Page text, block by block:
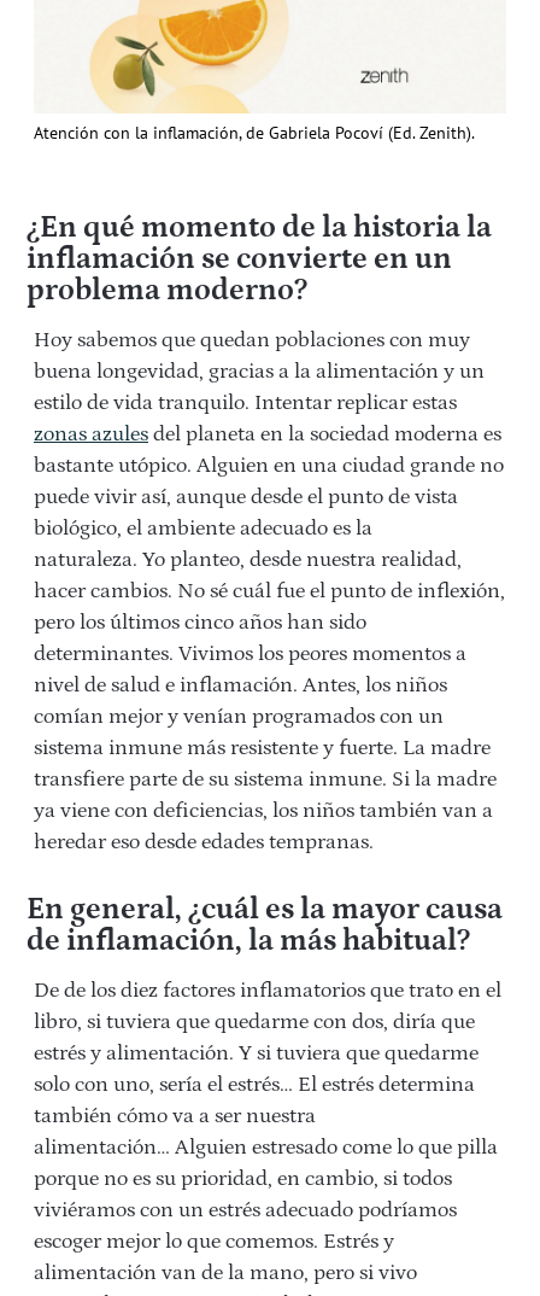
Atención con la inflamación, de Gabriela Pocoví (Ed. Zenith).
¿En qué momento de la historia la
inflamación se convierte en un
problema moderno?
Hoy sabemos que quedan poblaciones con muy
buena longevidad, gracias a la alimentación y un
estilo de vida tranquilo. Intentar replicar estas
zonas azules del planeta en la sociedad moderna es
bastante utópico. Alguien en una ciudad grande no
puede vivir así, aunque desde el punto de vista
biológico, el ambiente adecuado es la
naturaleza. Yo planteo, desde nuestra realidad,
hacer cambios. No sé cuál fue el punto de inflexión,
pero los últimos cinco años han sido
determinantes. Vivimos los peores momentos a
nivel de salud e inflamación. Antes, los niños
comían mejor y venían programados con un
sistema inmune más resistente y fuerte. La madre
transfiere parte de su sistema inmune. Si la madre
ya viene con deficiencias, los niños también van a
heredar eso desde edades tempranas.
En general, ¿cuál es la mayor causa
de inflamación, la más habitual?
De de los diez factores inflamatorios que trato en el
libro, si tuviera que quedarme con dos, diría que
estrés y alimentación. Y si tuviera que quedarme
solo con uno, sería el estrés… El estrés determina
también cómo va a ser nuestra
alimentación… Alguien estresado come lo que pilla
porque no es su prioridad, en cambio, si todos
viviéramos con un estrés adecuado podríamos
escoger mejor lo que comemos. Estrés y
alimentación van de la mano, pero si vivo